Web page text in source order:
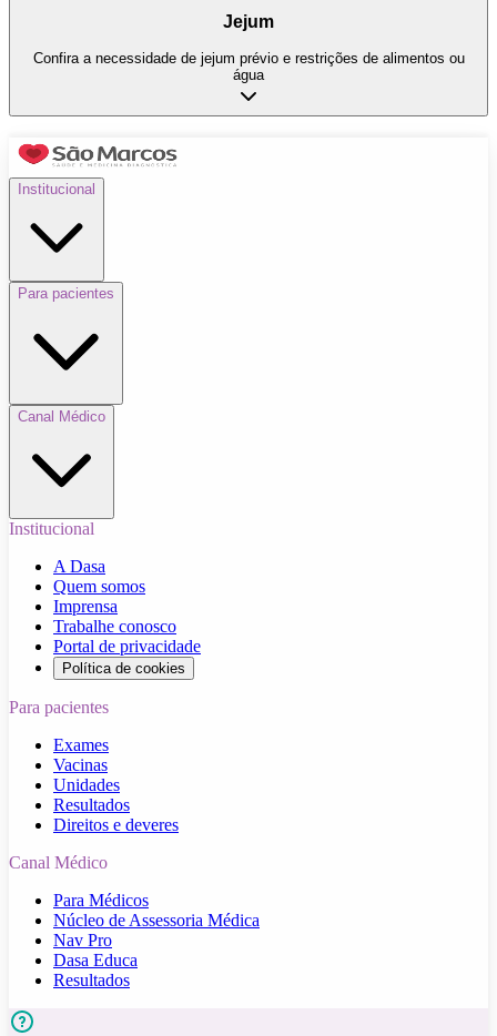
Jejum
Confira a necessidade de jejum prévio e restrições de alimentos ou
água
Institucional
Para pacientes
Canal Médico
Institucional
A Dasa
Quem somos
Imprensa
Trabalhe conosco
Portal de privacidade
Política de cookies
Para pacientes
Exames
Vacinas
Unidades
Resultados
Direitos e deveres
Canal Médico
Para Médicos
Núcleo de Assessoria Médica
Nav Pro
Dasa Educa
Resultados